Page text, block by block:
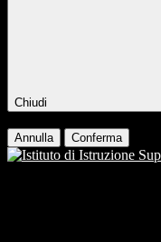
Chiudi
Annulla Conferma